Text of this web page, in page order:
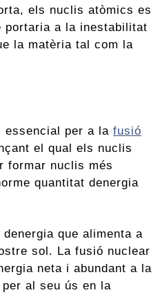
els nuclis atòmics es
portaria a la inestabilitat
la matèria tal com la
essencial per a la fusió
el qual els nuclis
formar nuclis més
quantitat denergia
que alimenta a
sol. La fusió nuclear
neta i abundant a la
al seu ús en la